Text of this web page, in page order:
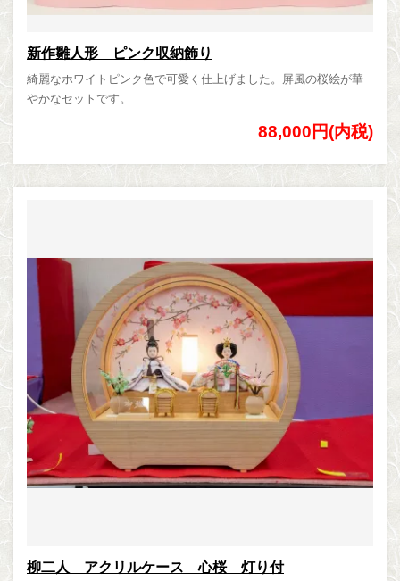
新作雛人形 ピンク収納飾り
綺麗なホワイトピンク色で可愛く仕上げました。屏風の桜絵が華
やかなセットです。
88,000円(内税)
柳二人 アクリルケース 心桜 灯り付